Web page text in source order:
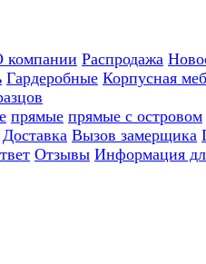
компании Распродажа
Гардеробные Корпусная
прямые прямые с островом
Доставка Вызов замерщика
Отзывы Информация